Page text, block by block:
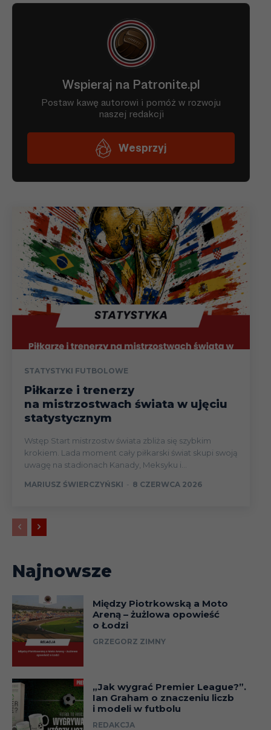
STATYSTYKI FUTBOLOWE
Piłkarze i trenerzy
na mistrzostwach świata w ujęciu
statystycznym
Wstęp Start mistrzostw świata zbliża się szybkim
krokiem. Lada moment cały piłkarski świat skupi swoją
uwagę na stadionach Kanady, Meksyku i...
MARIUSZ ŚWIERCZYŃSKI - 8 CZERWCA 2026
Najnowsze
Między Piotrkowską a Moto
Areną – żużlowa opowieść
o Łodzi
GRZEGORZ ZIMNY
„Jak wygrać Premier League?”.
Ian Graham o znaczeniu liczb
i modeli w futbolu
REDAKCJA